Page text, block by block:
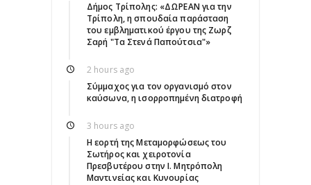
Δήμος Τρίπολης: «ΔΩΡΕΑΝ για την
Τρίπολη, η σπουδαία παράσταση
του εμβληματικού έργου της Ζωρζ
Σαρή "Τα Στενά Παπούτσια"»
2 hours ago
Σύμμαχος για τον οργανισμό στον
καύσωνα, η ισορροπημένη διατροφή
3 hours ago
Η εορτή της Μεταμορφώσεως του
Σωτήρος και χειροτονία
Πρεσβυτέρου στην Ι. Μητρόπολη
Μαντινείας και Κυνουρίας